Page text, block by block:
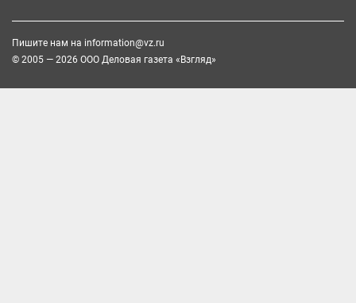
Пишите нам на information@vz.ru
© 2005 — 2026 ООО Деловая газета «Взгляд»